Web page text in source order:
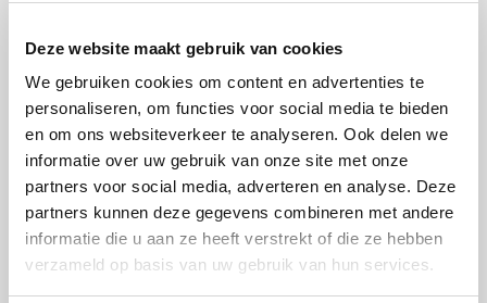
Deze website maakt gebruik van cookies
We gebruiken cookies om content en advertenties te
personaliseren, om functies voor social media te bieden
en om ons websiteverkeer te analyseren. Ook delen we
informatie over uw gebruik van onze site met onze
partners voor social media, adverteren en analyse. Deze
partners kunnen deze gegevens combineren met andere
informatie die u aan ze heeft verstrekt of die ze hebben
verzameld op basis van uw gebruik van hun services.
Sarenza Interhome Schiesser Bolt Energie